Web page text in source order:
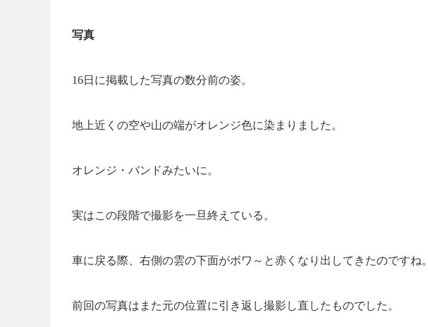
写真
16日に掲載した写真の数分前の姿。
地上近くの空や山の端がオレンジ色に染まりました。
オレンジ・バンドみたいに。
実はこの段階で撮影を一旦終えている。
車に戻る際、右側の雲の下面がボワ～と赤くなり出してきたのですね。
前回の写真はまた元の位置に引き返し撮影し直したものでした。